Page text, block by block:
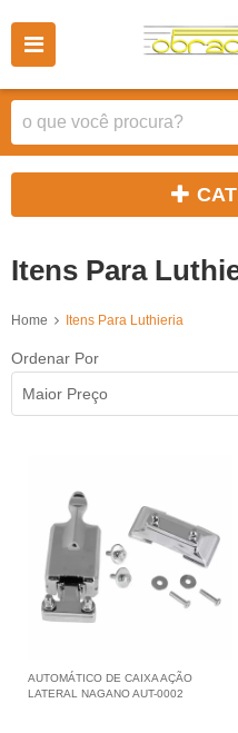
Itens Para
Home Itens Para Luthieria
Ordenar Por
Maior Preço
AUTOMÁTICO DE CAIXA AÇÃO
LATERAL NAGANO AUT-0002